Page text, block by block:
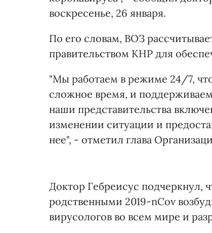
воскресенье, 26 января.
По его словам, ВОЗ
правительством КНР для
"Мы работаем в режиме 24/7,
сложное время, и
наши представительства
изменении ситуации и
нее", - отметил глава
Доктор Гебреисус подчеркнул,
родственными 2019-nCov
вирусологов во всем мире и